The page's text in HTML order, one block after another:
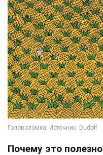
Почему это полезно